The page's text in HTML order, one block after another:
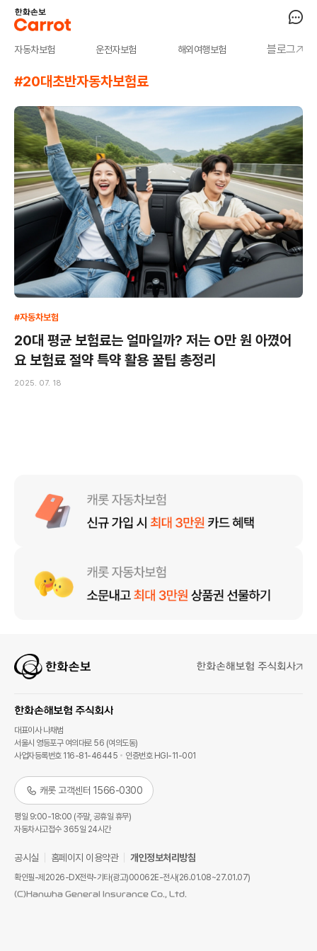
자동차보험 운전자보험 해외여행보험 블로그
#20대초반자동차보험료
#자동차보험
20대 평균 보험료는 얼마일까? 저는 O만 원 아꼈어
요 보험료 절약 특약 활용 꿀팁 총정리
2025. 07. 18
대표이사 나채범
서울시 영등포구 여의대로 56 (여의도동)
사업자등록번호 116-81-46445
인증번호 HGI-11-001
캐롯 고객센터 1566-0300
평일 9:00-18:00 (주말, 공휴일 휴무)
자동차사고접수 365일 24시간
공시실 홈페이지 이용약관 개인정보처리방침
확인필-제2026-DX전략-기타(광고)00062E-전사(26.01.08~27.01.07)
(C)Hanwha General Insurance Co., Ltd.